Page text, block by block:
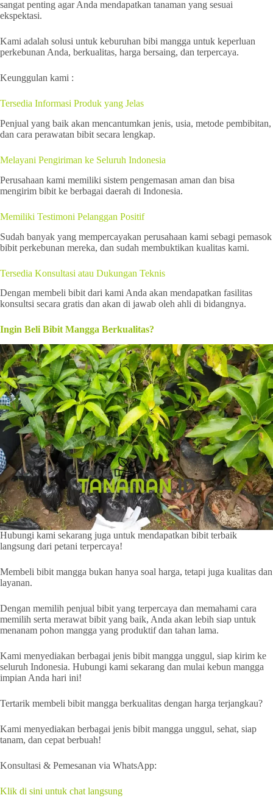
sangat penting agar Anda mendapatkan tanaman yang sesuai
ekspektasi.
Kami adalah solusi untuk keburuhan bibi mangga untuk keperluan
perkebunan Anda, berkualitas, harga bersaing, dan terpercaya.
Keunggulan kami :
Tersedia Informasi Produk yang Jelas
Penjual yang baik akan mencantumkan jenis, usia, metode pembibitan,
dan cara perawatan bibit secara lengkap.
Melayani Pengiriman ke Seluruh Indonesia
Perusahaan kami memiliki sistem pengemasan aman dan bisa
mengirim bibit ke berbagai daerah di Indonesia.
Memiliki Testimoni Pelanggan Positif
Sudah banyak yang mempercayakan perusahaan kami sebagi pemasok
bibit perkebunan mereka, dan sudah membuktikan kualitas kami.
Tersedia Konsultasi atau Dukungan Teknis
Dengan membeli bibit dari kami Anda akan mendapatkan fasilitas
konsultsi secara gratis dan akan di jawab oleh ahli di bidangnya.
Ingin Beli Bibit Mangga Berkualitas?
Hubungi kami sekarang juga untuk mendapatkan bibit terbaik
langsung dari petani terpercaya!
Membeli bibit mangga bukan hanya soal harga, tetapi juga kualitas dan
layanan.
Dengan memilih penjual bibit yang terpercaya dan memahami cara
memilih serta merawat bibit yang baik, Anda akan lebih siap untuk
menanam pohon mangga yang produktif dan tahan lama.
Kami menyediakan berbagai jenis bibit mangga unggul, siap kirim ke
seluruh Indonesia. Hubungi kami sekarang dan mulai kebun mangga
impian Anda hari ini!
Tertarik membeli bibit mangga berkualitas dengan harga terjangkau?
Kami menyediakan berbagai jenis bibit mangga unggul, sehat, siap
tanam, dan cepat berbuah!
Konsultasi & Pemesanan via WhatsApp:
Klik di sini untuk chat langsung